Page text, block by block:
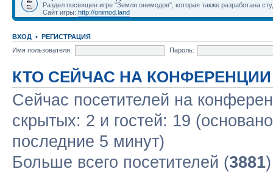
Раздел посвящен игре "Земля онимодов", которая также разработана
Сайт игры: http://onimod.land
ВХОД • РЕГИСТРАЦИЯ
Имя пользователя:
Пароль:
КТО СЕЙЧАС НА КОНФЕРЕНЦИИ
Сейчас посетителей на
скрытых: 2 и гостей: 19
последние 5 минут)
Больше всего посетителей (3881